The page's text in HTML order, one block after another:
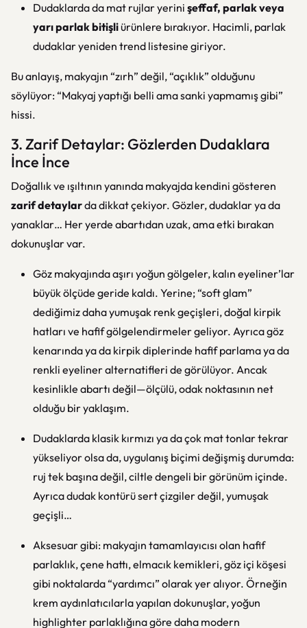
Dudaklarda da mat rujlar yerini şeffaf, parlak veya
yarı parlak bitişliürünlere bırakıyor. Hacimli, parlak
dudaklar yeniden trend listesine giriyor.
Bu anlayış, makyajın “zırh” değil, “açıklık” olduğunu
söylüyor: “Makyaj yaptığı belli ama sanki yapmamış gibi”
hissi.
3. Zarif Detaylar: Gözlerden Dudaklara
İnce İnce
Doğallık ve ışıltının yanında makyajda kendini gösteren
zarif detaylarda dikkat çekiyor. Gözler, dudaklar ya da
yanaklar… Her yerde abartıdan uzak, ama etki bırakan
dokunuşlar var.
Göz makyajında aşırı yoğun gölgeler, kalın eyeliner’lar
büyük ölçüde geride kaldı. Yerine; “soft glam”
dediğimiz daha yumuşak renk geçişleri, doğal kirpik
hatları ve hafif gölgelendirmeler geliyor. Ayrıca göz
kenarında ya da kirpik diplerinde hafif parlama ya da
renkli eyeliner alternatifleri de görülüyor. Ancak
kesinlikle abartı değil—ölçülü, odak noktasının net
olduğu bir yaklaşım.
Dudaklarda klasik kırmızı ya da çok mat tonlar tekrar
yükseliyor olsa da, uygulanış biçimi değişmiş durumda:
ruj tek başına değil, ciltle dengeli bir görünüm içinde.
Ayrıca dudak kontürü sert çizgiler değil, yumuşak
geçişli…
Aksesuar gibi: makyajın tamamlayıcısı olan hafif
parlaklık, çene hattı, elmacık kemikleri, göz içi köşesi
gibi noktalarda “yardımcı” olarak yer alıyor. Örneğin
krem aydınlatıcılarla yapılan dokunuşlar, yoğun
highlighter parlaklığına göre daha modern